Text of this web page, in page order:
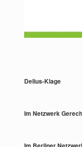
Delius-Klage
Im Netzwerk